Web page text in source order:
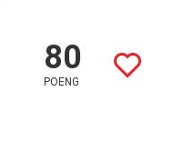
80
POENG